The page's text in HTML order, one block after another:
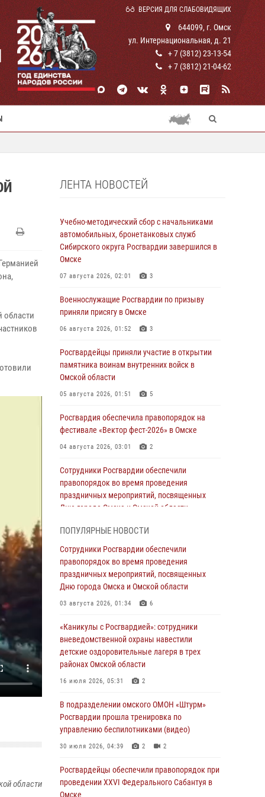
ВЕРСИЯ ДЛЯ СЛАБОВИДЯЩИХ
644099, г. Омск
ул. Интернациональная, д. 21
+ 7 (3812) 23-13-54
+ 7 (3812) 21-04-62
области
области
ЛЕНТА НОВОСТЕЙ
Учебно-методический сбор с начальниками
автомобильных, бронетанковых служб
Сибирского округа Росгвардии завершился в
Омске
07 августа 2026, 02:01 3
Военнослужащие Росгвардии по призыву
приняли присягу в Омске
06 августа 2026, 01:52 3
Росгвардейцы приняли участие в открытии
памятника воинам внутренних войск в
Омской области
05 августа 2026, 01:51 5
Росгвардия обеспечила правопорядок на
фестивале «Вектор фест-2026» в Омске
04 августа 2026, 03:01 2
Сотрудники Росгвардии обеспечили
правопорядок во время проведения
праздничных мероприятий, посвященных
Дню города Омска и Омской области
Всероссийская акция «Каникулы с
Росгвардией» продолжается в Омской
области
31 июля 2026, 09:22 1
Росгвардии прошла тренировка по
управлению беспилотниками (видео)
30 июля 2026, 04:39 2 2
Росгвардия обеспечила безопасность
Победы» в Омске
29 июля 2026, 01:49 2
Росгвардейцы приняли участие в крестном
28 июля 2026, 01:44 6
ПОПУЛЯРНЫЕ НОВОСТИ
Сотрудники Росгвардии обеспечили
правопорядок во время проведения
праздничных мероприятий, посвященных
Дню города Омска и Омской области
03 августа 2026, 01:34 6
«Каникулы с Росгвардией»: сотрудники
вневедомственной охраны навестили
детские оздоровительные лагеря в трех
районах Омской области
16 июля 2026, 05:31 2
В подразделении омского ОМОН «Штурм»
Росгвардии прошла тренировка по
управлению беспилотниками (видео)
30 июля 2026, 04:39 2 2
Росгвардейцы обеcпечили правопорядок при
проведении XXVI Федерального Сабантуя в
Омске